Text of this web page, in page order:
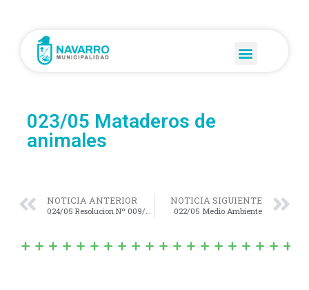
023/05 Mataderos de
animales
NOTICIA ANTERIOR
024/05 Resolucion Nº 009/05
NOTICIA SIGUIENTE
022/05 Medio Ambiente